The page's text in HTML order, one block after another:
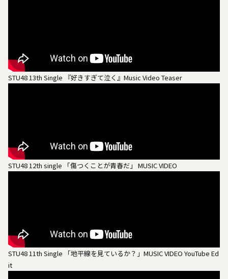
STU48 13th Single 『好きすぎて泣く』Music Video Teaser
STU48 12th single 「傷つくことが青春だ」 MUSIC VIDEO
STU48 11th Single 「地平線を見ているか？」MUSIC VIDEO YouTube Ed
it